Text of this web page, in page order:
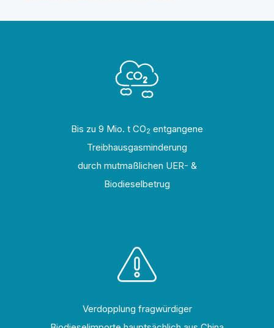
Bis zu 9 Mio. t CO2 entgangene
Treibhausgasminderung
durch mutmaßlichen UER- &
Biodieselbetrug
Verdopplung fragwürdiger